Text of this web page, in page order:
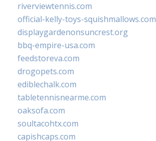
riverviewtennis.com
official-kelly-toys-squishmallows.com
displaygardenonsuncrest.org
bbq-empire-usa.com
feedstoreva.com
drogopets.com
ediblechalk.com
tabletennisnearme.com
oaksofa.com
soultacohtx.com
capishcaps.com